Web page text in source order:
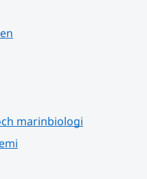
marinbiologi